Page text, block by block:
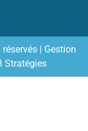
| Gestion
Stratégies